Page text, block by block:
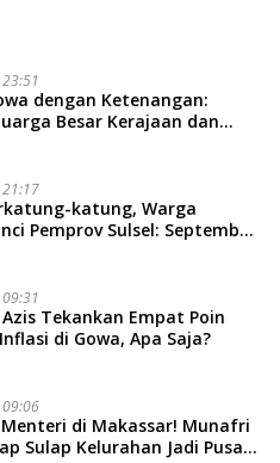
dengan Ketenangan:
Besar Kerajaan dan
Adab
21:17
katung, Warga
Pemprov Sulsel: September
Tekankan Empat Poin
di Gowa, Apa Saja?
09:06
Menteri di Makassar! Munafri
Sulap Kelurahan Jadi Pusat